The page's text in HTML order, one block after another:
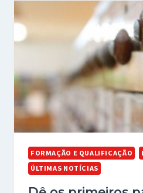
FORMAÇÃO E QUALIFICAÇÃO
ÚLTIMAS NOTÍCIAS